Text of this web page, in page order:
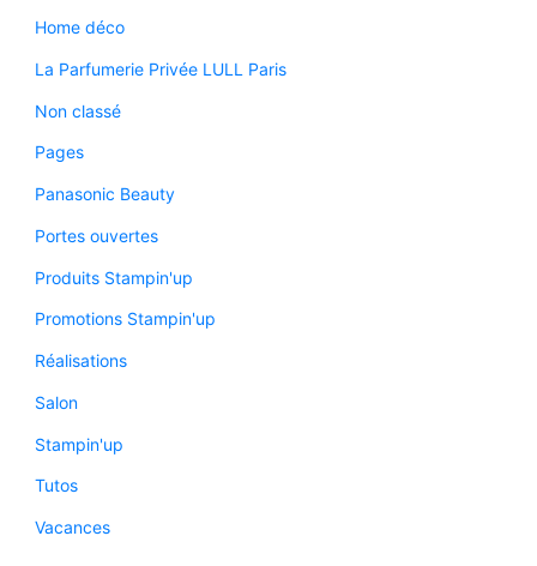
Home déco
La Parfumerie Privée LULL Paris
Non classé
Pages
Panasonic Beauty
Portes ouvertes
Produits Stampin'up
Promotions Stampin'up
Réalisations
Salon
Stampin'up
Tutos
Vacances